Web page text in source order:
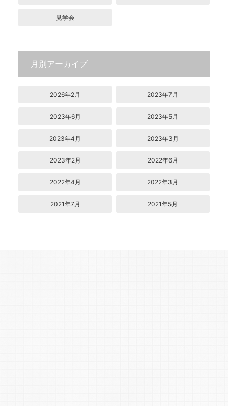
見学会
月別アーカイブ
2026年2月 2023年7月
2023年6月 2023年5月
2023年4月 2023年3月
2023年2月 2022年6月
2022年4月 2022年3月
2021年7月 2021年5月